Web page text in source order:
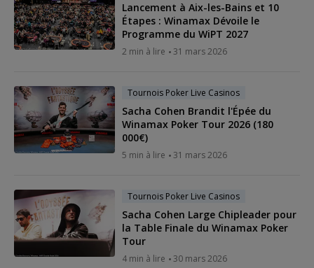
Lancement à Aix-les-Bains et 10
Étapes : Winamax Dévoile le
Programme du WiPT 2027
2 min à lire 31 mars 2026
Tournois Poker Live Casinos
Sacha Cohen Brandit l'Épée du
Winamax Poker Tour 2026 (180
000€)
5 min à lire 31 mars 2026
Tournois Poker Live Casinos
Sacha Cohen Large Chipleader pour
la Table Finale du Winamax Poker
Tour
4 min à lire 30 mars 2026